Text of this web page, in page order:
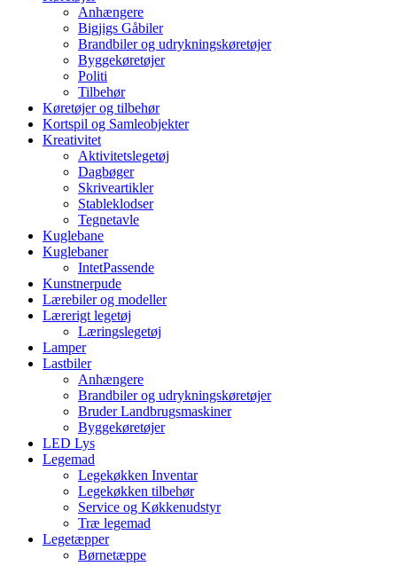
Anhængere
Bigjigs Gåbiler
Brandbiler og udrykningskøretøjer
Byggekøretøjer
Politi
Tilbehør
Køretøjer og tilbehør
Kortspil og Samleobjekter
Kreativitet
Aktivitetslegetøj
Dagbøger
Skriveartikler
Stableklodser
Tegnetavle
Kuglebane
Kuglebaner
IntetPassende
Kunstnerpude
Lærebiler og modeller
Lærerigt legetøj
Læringslegetøj
Lamper
Lastbiler
Anhængere
Brandbiler og udrykningskøretøjer
Bruder Landbrugsmaskiner
Byggekøretøjer
LED Lys
Legemad
Legekøkken Inventar
Legekøkken tilbehør
Service og Køkkenudstyr
Træ legemad
Legetæpper
Børnetæppe